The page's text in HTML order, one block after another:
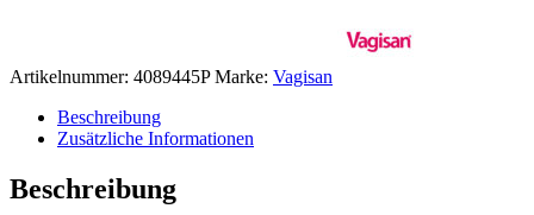
Artikelnummer: 4089445P Marke: Vagisan
Beschreibung
Zusätzliche Informationen
Beschreibung